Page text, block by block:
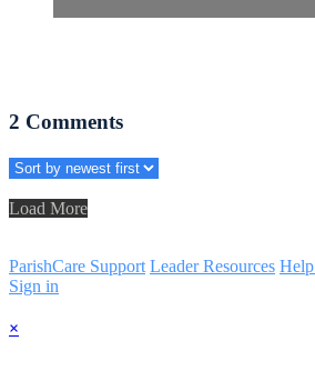
2 Comments
Load More
ParishCare Support Leader Resources Help
Sign in
×